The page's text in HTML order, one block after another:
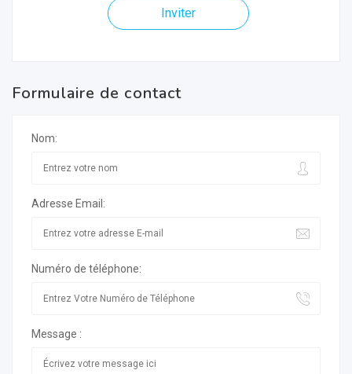
Inviter
Formulaire de contact
Nom:
Adresse Email:
Numéro de téléphone:
Message :